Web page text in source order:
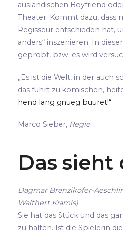
ausländischen Boyfriend
Theater. Kommt dazu, dass
Regisseur entschieden hat,
anders“ inszenieren. In
geprobt, bzw. es wird
„Es ist die Welt, in der auch
das führt zu komischen,
hend lang gnueg buuret!“
Marco Sieber, Regie
Das sieht
Dagmar Brenzikofer-
Walthert Kramis)
Sie hat das Stück und das
zu halten. Ist die Spielerin